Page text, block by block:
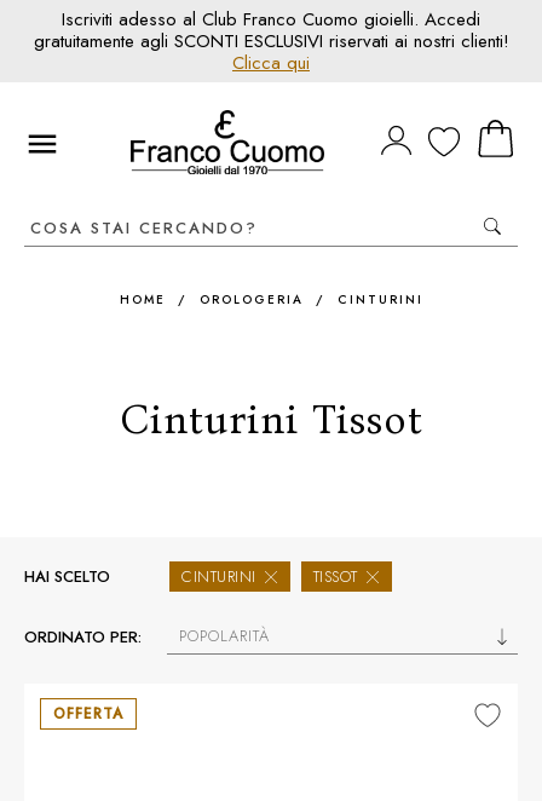
Iscriviti adesso al Club Franco Cuomo gioielli. Accedi
gratuitamente agli SCONTI ESCLUSIVI riservati ai nostri clienti!
Clicca qui
HOME / OROLOGERIA / CINTURINI
Cinturini Tissot
HAI SCELTO CINTURINI TISSOT
ORDINATO PER: POPOLARITÀ
OFFERTA